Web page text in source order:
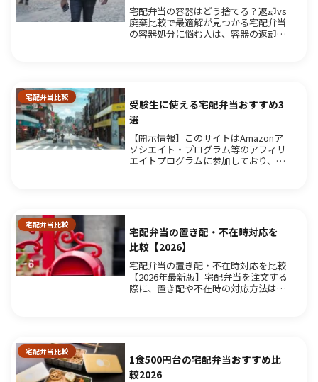
宅配弁当の容器はどう捨てる？返却vs
廃棄比較で最適解が見つかる宅配弁当
の容器処分に悩む人は、容器の返却が
宅配弁当比較
受験生に使える宅配弁当おすすめ3
選
【開示情報】このサイトはAmazonア
ソシエイト・プログラム等のアフィリ
エイトプログラムに参加しており、記
宅配弁当比較
宅配弁当の置き配・不在時対応を
比較【2026】
宅配弁当の置き配・不在時対応を比較
【2026年最新版】宅配弁当を注文する
際に、置き配や不在時の対応方法はサ
宅配弁当比較
1食500円台の宅配弁当おすすめ比
較2026